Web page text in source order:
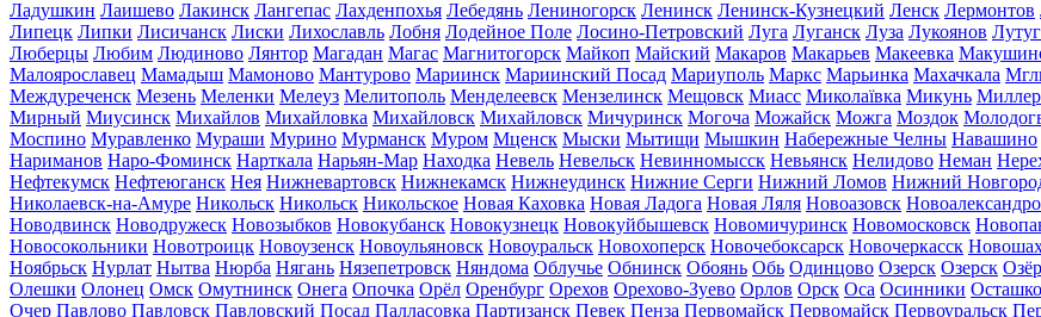
Ладушкин Лаишево Лакинск Лангепас Лахденпохья Лебедянь Лениногорск Ленинск Ленинск-Кузнецкий Ленск Лермонтов
Липецк Липки Лисичанск Лиски Лихославль Лобня Лодейное Поле Лосино-Петровский Луга Луганск Луза Лукоянов
Люберцы Любим Людиново Лянтор Магадан Магас Магнитогорск Майкоп Майский Макаров Макарьев Макеевка
Малоярославец Мамадыш Мамоново Мантурово Мариинск Мариинский Посад Мариуполь Маркс Марьинка Махачкала
Междуреченск Мезень Меленки Мелеуз Мелитополь Менделеевск Мензелинск Мещовск Миасс Миколаївка Микунь
Мирный Миусинск Михайлов Михайловка Михайловск Михайловск Мичуринск Могоча Можайск Можга Моздок
Моспино Муравленко Мураши Мурино Мурманск Муром Мценск Мыски Мытищи Мышкин Набережные Челны Навашино
Нариманов Наро-Фоминск Нарткала Нарьян-Мар Находка Невель Невельск Невинномысск Невьянск Нелидово Неман
Нефтекумск Нефтеюганск Нея Нижневартовск Нижнекамск Нижнеудинск Нижние Серги Нижний Ломов Нижний
Николаевск-на-Амуре Никольск Никольск Никольское Новая Каховка Новая Ладога Новая Ляля Новоазовск
Новодвинск Новодружеск Новозыбков Новокубанск Новокузнецк Новокуйбышевск Новомичуринск Новомосковск
Новосокольники Новотроицк Новоузенск Новоульяновск Новоуральск Новохоперск Новочебоксарск Новочеркасск
Ноябрьск Нурлат Нытва Нюрба Нягань Нязепетровск Няндома Облучье Обнинск Обоянь Обь Одинцово Озерск Озерск
Олешки Олонец Омск Омутнинск Онега Опочка Орёл Оренбург Орехов Орехово-Зуево Орлов Орск Оса Осинники
Очер Павлово Павловск Павловский Посад Палласовка Партизанск Певек Пенза Первомайск Первомайск Первоуральск